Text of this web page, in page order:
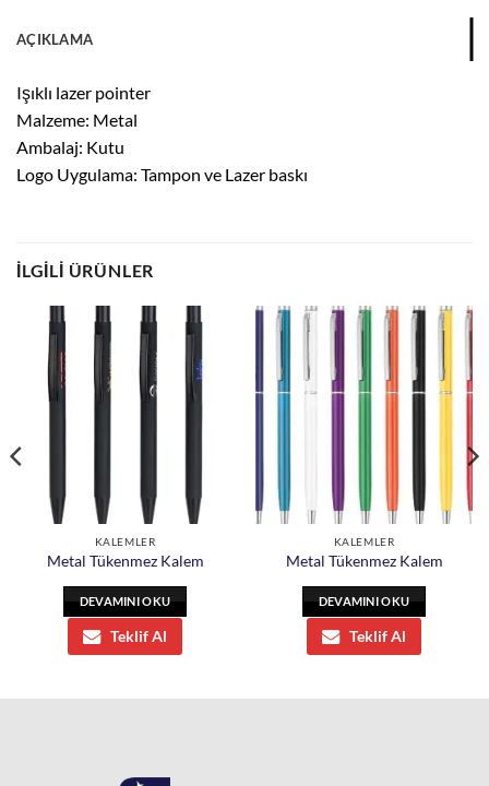
AÇIKLAMA
Işıklı lazer pointer
Malzeme: Metal
Ambalaj: Kutu
Logo Uygulama: Tampon ve Lazer baskı
İLGILI ÜRÜNLER
KALEMLER
Metal Tükenmez Kalem
DEVAMINI OKU
Teklif Al
KALEMLER
Metal Tükenmez Kalem
DEVAMINI OKU
Teklif Al